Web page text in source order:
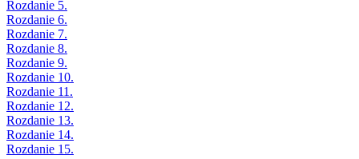
Rozdanie 5.
Rozdanie 6.
Rozdanie 7.
Rozdanie 8.
Rozdanie 9.
Rozdanie 10.
Rozdanie 11.
Rozdanie 12.
Rozdanie 13.
Rozdanie 14.
Rozdanie 15.